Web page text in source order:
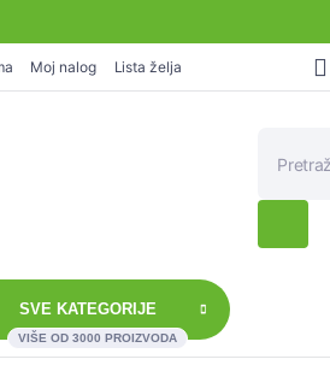
Moj nalog Lista želja
search
SVE KATEGORIJE
VIŠE OD 3000 PROIZVODA